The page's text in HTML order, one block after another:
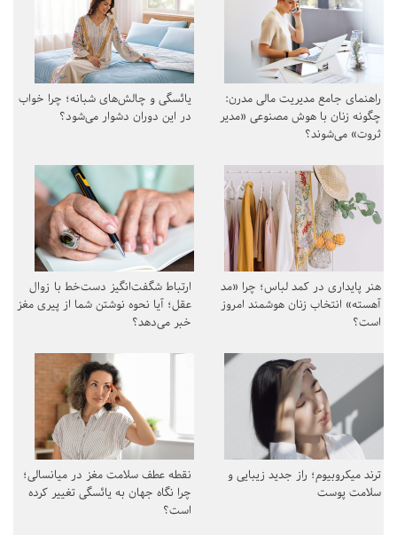
راهنمای جامع مدیریت مالی مدرن:
چگونه زنان با هوش مصنوعی «مدیر
ثروت» می‌شوند؟
یائسگی و چالش‌های شبانه؛ چرا خواب
در این دوران دشوار می‌شود؟
هنر پایداری در کمد لباس؛ چرا «مد
آهسته» انتخاب زنان هوشمند امروز
است؟
ارتباط شگفت‌انگیز دست‌خط با زوال
عقل؛ آیا نحوه نوشتن شما از پیری مغز
خبر می‌دهد؟
ترند میکروبیوم؛ راز جدید زیبایی و
سلامت پوست
نقطه عطف سلامت مغز در میانسالی؛
چرا نگاه جهان به یائسگی تغییر کرده
است؟